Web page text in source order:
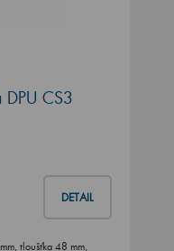
DPU CS3
DETAIL
tloušťka 48 mm,